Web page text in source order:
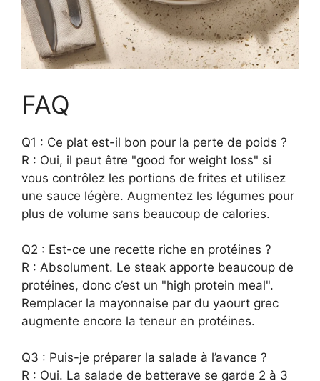
FAQ
Q1 : Ce plat est-il bon pour la perte de poids ?
R : Oui, il peut être "good for weight loss" si
vous contrôlez les portions de frites et utilisez
une sauce légère. Augmentez les légumes pour
plus de volume sans beaucoup de calories.
Q2 : Est-ce une recette riche en protéines ?
R : Absolument. Le steak apporte beaucoup de
protéines, donc c’est un "high protein meal".
Remplacer la mayonnaise par du yaourt grec
augmente encore la teneur en protéines.
Q3 : Puis-je préparer la salade à l’avance ?
R : Oui. La salade de betterave se garde 2 à 3